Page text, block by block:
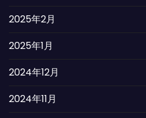
2025年2月
2025年1月
2024年12月
2024年11月